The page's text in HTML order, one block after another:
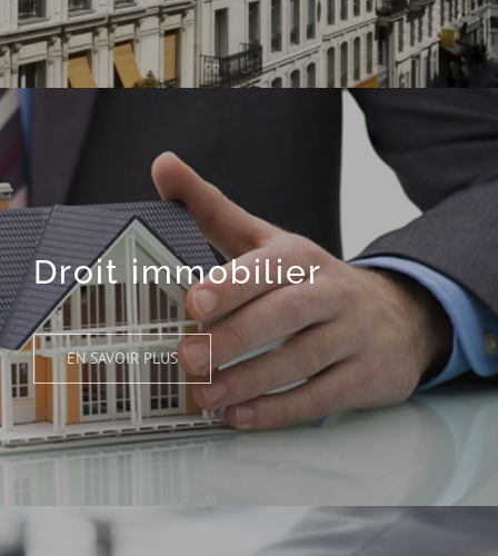
Droit immobilier
EN SAVOIR PLUS